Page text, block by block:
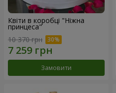
Квіти в коробці "Ніжна
принцеса"
10 370 грн
Замовити